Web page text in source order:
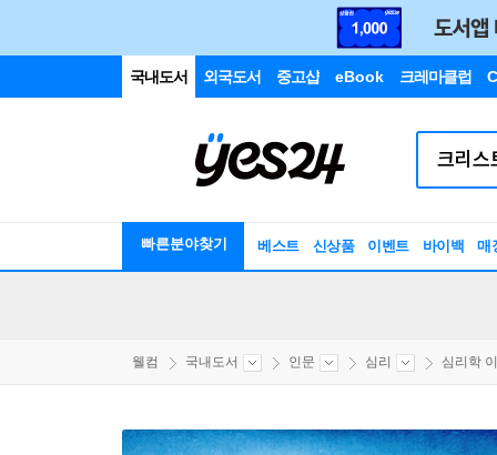
국내도서 외국도서 중고샵 eBook 크레마클럽
빠른분야찾기 베스트 신상품 이벤트 바이백 매
웰컴 국내도서 인문 심리 심리학